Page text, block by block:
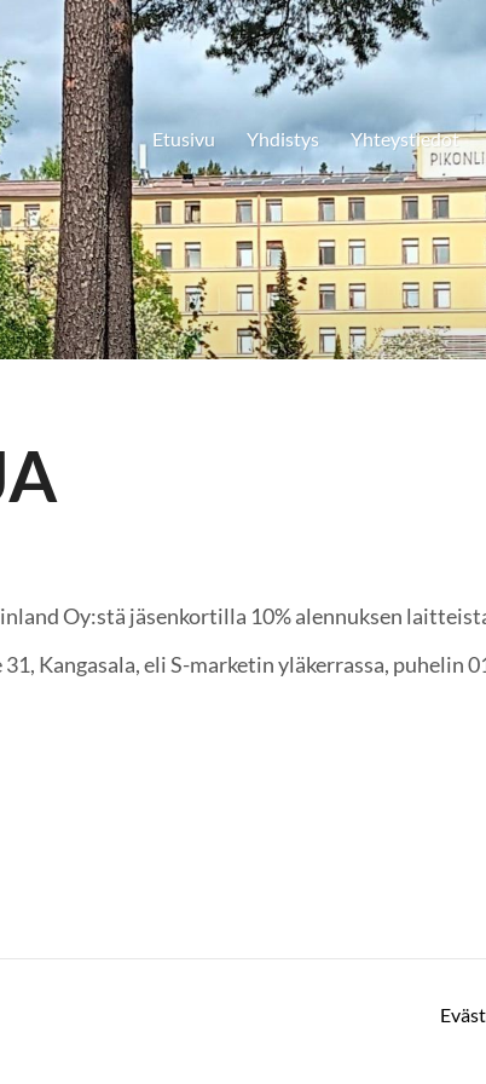
Etusivu Yhdistys Yhteystiedot
Oy:stä jäsenkortilla 10% alennuksen
Kangasala, eli S-marketin yläkerrassa, puhelin